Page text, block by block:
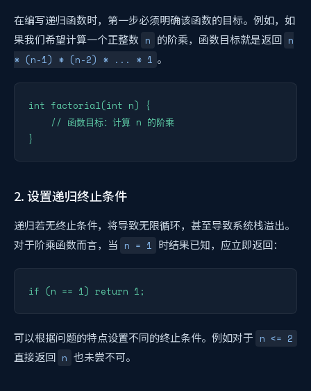
在编写递归函数时，第一步必须明确该函数的目标。例如，如
果我们希望计算一个正整数 n 的阶乘，函数目标就是返回 n
* (n-1) * (n-2) * ... * 1 。
int factorial(int n) {
    // 函数目标：计算 n 的阶乘
2. 设置递归终止条件
递归若无终止条件，将导致无限循环，甚至导致系统栈溢出。
对于阶乘函数而言，当 n = 1 时结果已知，应立即返回：
可以根据问题的特点设置不同的终止条件。例如对于 n <= 2
直接返回 n 也未尝不可。